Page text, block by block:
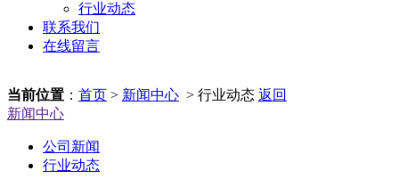
行业动态
联系我们
在线留言
当前位置 ： 首页 > 新闻中心 > 行业动态 返回
新闻中心
公司新闻
行业动态